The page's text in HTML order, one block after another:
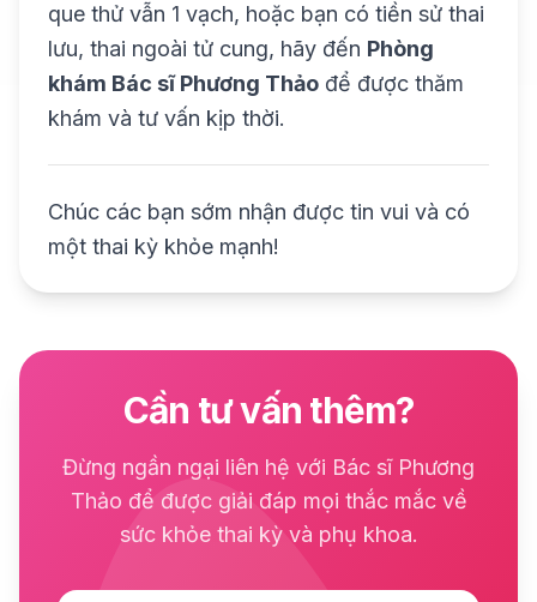
que thử vẫn 1 vạch, hoặc bạn có tiền sử thai
lưu, thai ngoài tử cung, hãy đến Phòng
khám Bác sĩ Phương Thảo để được thăm
khám và tư vấn kịp thời.
Chúc các bạn sớm nhận được tin vui và có
một thai kỳ khỏe mạnh!
Cần tư vấn thêm?
Đừng ngần ngại liên hệ với Bác sĩ Phương
Thảo để được giải đáp mọi thắc mắc về
sức khỏe thai kỳ và phụ khoa.